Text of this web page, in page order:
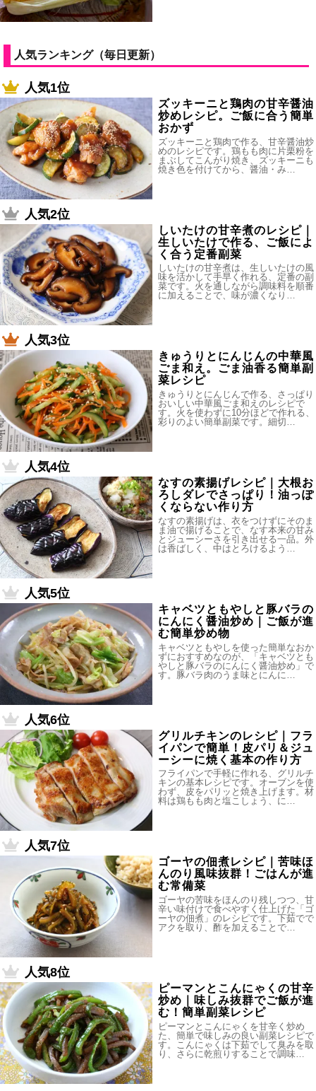
人気ランキング（毎日更新）
人気1位
ズッキーニと鶏肉の甘辛醤油
炒めレシピ。ご飯に合う簡単
おかず
ズッキーニと鶏肉で作る、甘辛醤油炒
めのレシピです。鶏もも肉に片栗粉を
まぶしてこんがり焼き、ズッキーニも
焼き色を付けてから、醤油・み…
人気2位
しいたけの甘辛煮のレシピ｜
生しいたけで作る、ご飯によ
く合う定番副菜
しいたけの甘辛煮は、生しいたけの風
味を活かして手早く作れる、定番の副
菜です。火を通しながら調味料を順番
に加えることで、味が濃くなり…
人気3位
きゅうりとにんじんの中華風
ごま和え。ごま油香る簡単副
菜レシピ
きゅうりとにんじんで作る、さっぱり
おいしい中華風ごま和えのレシピで
す。火を使わずに10分ほどで作れる、
彩りのよい簡単副菜です。細切…
人気4位
なすの素揚げレシピ｜大根お
ろしダレでさっぱり！油っぽ
くならない作り方
なすの素揚げは、衣をつけずにそのま
ま油で揚げることで、なす本来の甘み
とジューシーさを引き出せる一品。外
は香ばしく、中はとろけるよう…
人気5位
キャベツともやしと豚バラの
にんにく醤油炒め｜ご飯が進
む簡単炒め物
キャベツともやしを使った簡単なおか
ずにおすすめなのが、「キャベツとも
やしと豚バラのにんにく醤油炒め」で
す。豚バラ肉のうま味とにんに…
人気6位
グリルチキンのレシピ｜フラ
イパンで簡単！皮パリ＆ジュ
ーシーに焼く基本の作り方
フライパンで手軽に作れる、グリルチ
キンの基本レシピです。オーブンを使
わず、皮をパリッと焼き上げます。材
料は鶏もも肉と塩こしょう、に…
人気7位
ゴーヤの佃煮レシピ｜苦味ほ
んのり風味抜群！ごはんが進
む常備菜
ゴーヤの苦味をほんのり残しつつ、甘
辛い味付けで食べやすく仕上げた「ゴ
ーヤの佃煮」のレシピです。下茹でで
アクを取り、酢を加えることで…
人気8位
ピーマンとこんにゃくの甘辛
炒め｜味しみ抜群でご飯が進
む！簡単副菜レシピ
ピーマンとこんにゃくを甘辛く炒め
た、簡単で味しみの良い副菜レシピで
す。こんにゃくは下茹でして臭みを取
り、さらに乾煎りすることで調味…